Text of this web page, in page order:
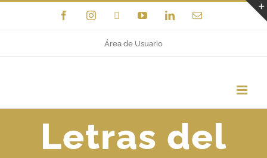
al
FacebookInstagram YouTubeLinkedInCorreo
Área de Usuario
Letras del